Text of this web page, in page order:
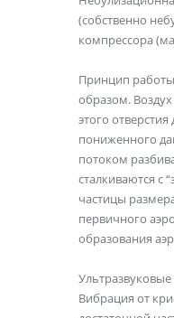
(собственно
компрессора
Принцип
образом.
этого
пониженного
потоком
сталкиваются с
частицы
первичного
образования
Вибрация от